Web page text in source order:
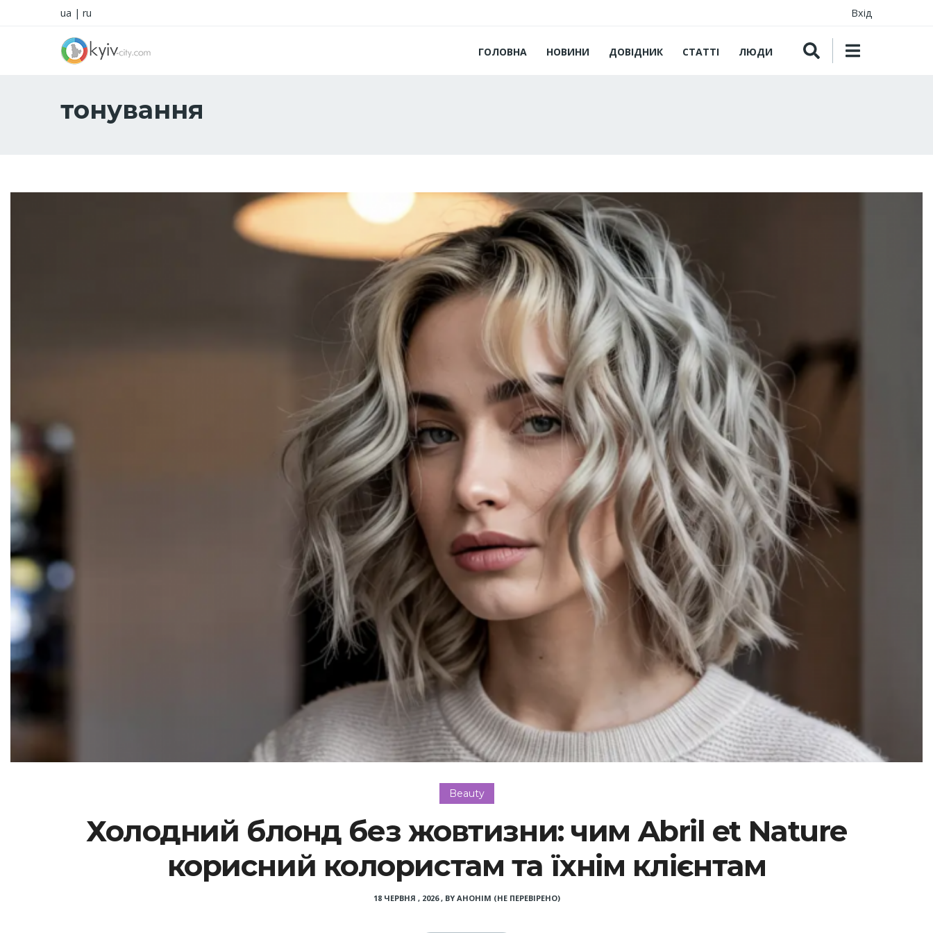
ua | ru Вхід
ГОЛОВНА НОВИНИ ДОВІДНИК СТАТТІ ЛЮДИ
тонування
Beauty
Холодний блонд без жовтизни: чим Abril et Nature
корисний колористам та їхнім клієнтам
18 ЧЕРВНЯ , 2026, BY АНОНІМ (НЕ ПЕРЕВІРЕНО)